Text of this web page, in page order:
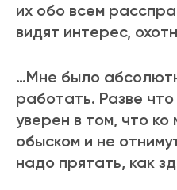
их обо всем
видят интерес,
…Мне было
работать. Разве
уверен в том, что ко
обыском и не
надо прятать, как